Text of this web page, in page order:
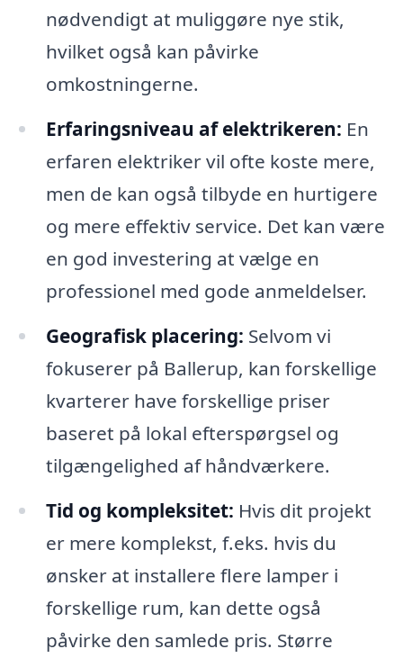
nødvendigt at muliggøre nye stik,
hvilket også kan påvirke
omkostningerne.
Erfaringsniveau af elektrikeren: En
erfaren elektriker vil ofte koste mere,
men de kan også tilbyde en hurtigere
og mere effektiv service. Det kan være
en god investering at vælge en
professionel med gode anmeldelser.
Geografisk placering: Selvom vi
fokuserer på Ballerup, kan forskellige
kvarterer have forskellige priser
baseret på lokal efterspørgsel og
tilgængelighed af håndværkere.
Tid og kompleksitet: Hvis dit projekt
er mere komplekst, f.eks. hvis du
ønsker at installere flere lamper i
forskellige rum, kan dette også
påvirke den samlede pris. Større